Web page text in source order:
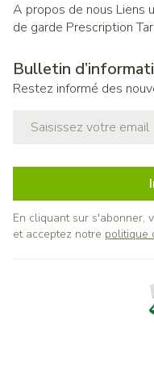
A propos de nous Liens
de garde Prescription
Bulletin
Restez informé des
En cliquant sur s'abonner,
et acceptez notre politique